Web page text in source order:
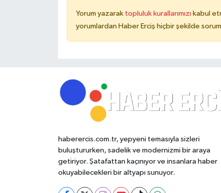
Yorum yazarak topluluk kurallarımızı kabul
yorumlardan Haber Erciş hiçbir şekilde
haberercis.com.tr, yepyeni temasıyla sizleri
buluştururken, sadelik ve modernizmi bir araya
getiriyor. Şatafattan kaçınıyor ve insanlara haber
okuyabilecekleri bir altyapı sunuyor.